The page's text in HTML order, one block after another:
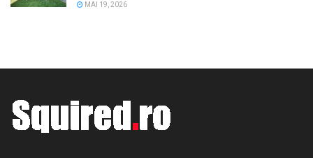
MAI 19, 2026